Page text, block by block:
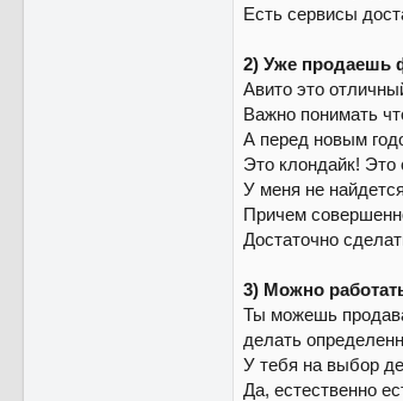
Есть сервисы
2) Уже продаешь
Авито это
Важно понимать
А перед новым
Это клондайк! Это
У меня не
Причем
Достаточно
3) Можно
Ты можешь
делать
У тебя на выбор
Да, естественно